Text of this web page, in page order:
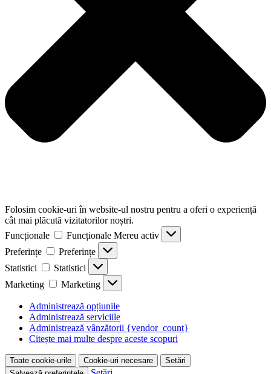
Folosim cookie-uri în website-ul nostru pentru a oferi o experiență
cât mai plăcută vizitatorilor noștri.
Funcționale
Funcționale Mereu activ
Preferințe
Preferințe
Statistici
Statistici
Marketing
Marketing
Administrează opțiunile
Administrează serviciile
Administrează vânzătorii {vendor_count}
Citește mai multe despre aceste scopuri
Toate cookie-urile Cookie-uri necesare
Setări